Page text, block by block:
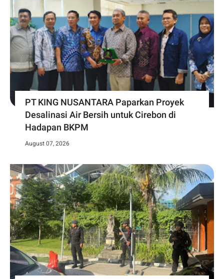
PT KING NUSANTARA Paparkan Proyek
Desalinasi Air Bersih untuk Cirebon di
Hadapan BKPM
August 07, 2026